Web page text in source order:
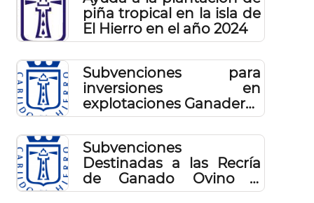
piña tropical en la isla de
El Hierro en el año 2024
Subvenciones para
inversiones en
explotaciones Ganaderas
2026
Subvenciones
Destinadas a las Recría
de Ganado Ovino y
Caprino 2026